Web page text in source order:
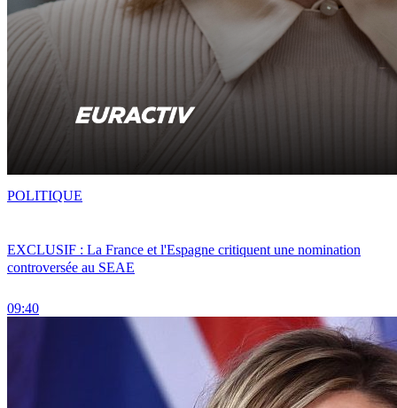
EXCLUSIF : La France et l'Espagne critiquent une nomination
controversée au SEAE
09:40
POLITIQUE